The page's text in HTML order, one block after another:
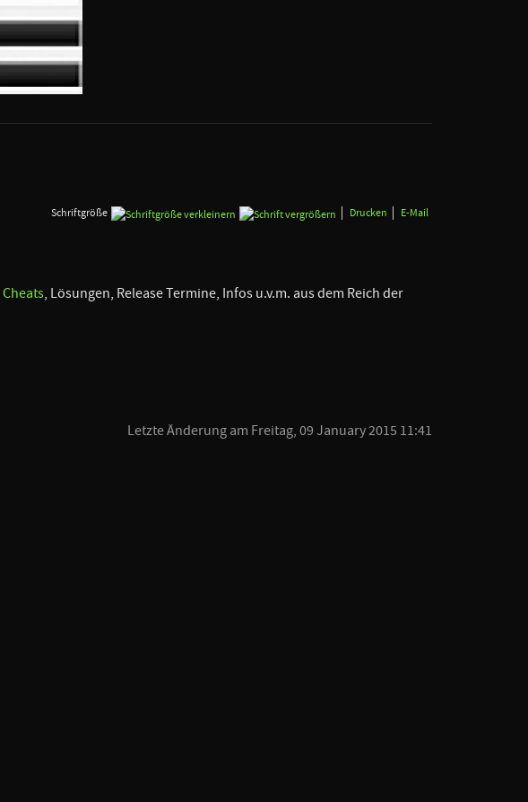
Schriftgröße Drucken E-Mail
Cheats, Lösungen, Release Termine, Infos u.v.m. aus dem Reich der
Letzte Änderung am Freitag, 09 January 2015 11:41